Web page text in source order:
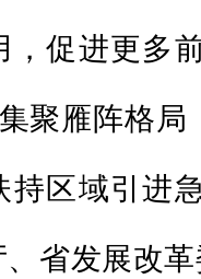
，促进更多
聚雁阵格
持区域引进
省发展改